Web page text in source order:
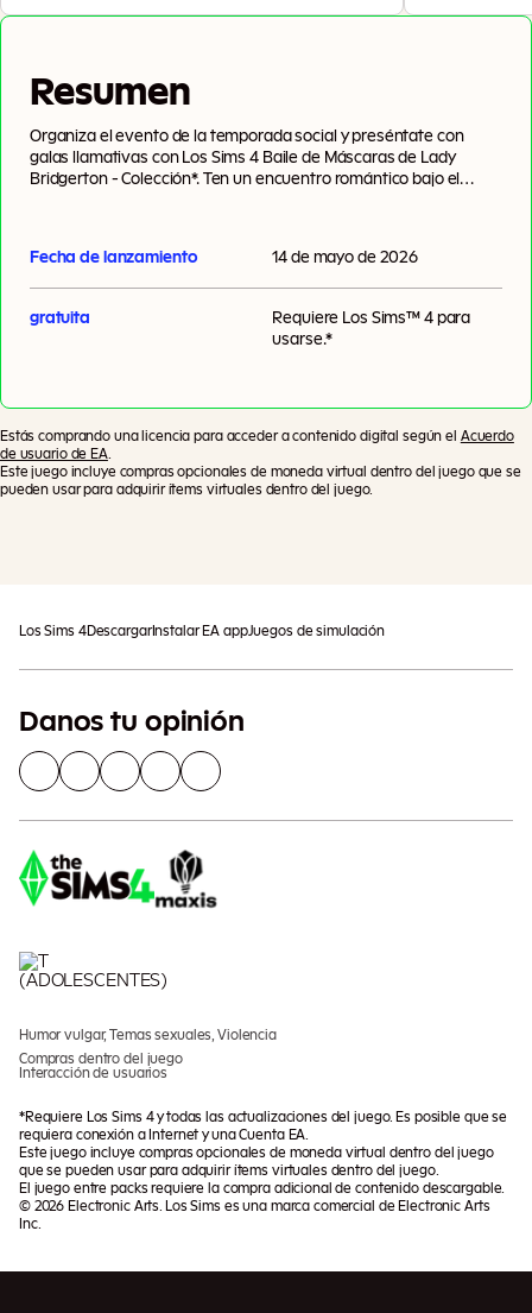
Resumen
Organiza el evento de la temporada social y preséntate con
galas llamativas con Los Sims 4 Baile de Máscaras de Lady
Bridgerton - Colección*. Ten un encuentro romántico bajo el
disponibles por tiempo limitado**). La mismísima Lady Bridgerton
sonreiría ante la abundante mesa del banquete, la deslumbrante
pista de baile y la bandeja de macarrones de tu atractivo evento.
El romance puede estar esperando detrás de cada máscara, al
igual que ocurrió con Sophie y Benedict. Asume el papel de pirata
Fecha de lanzamiento 14 de mayo de 2026
gratuita Requiere Los Sims™ 4para
usarse.*
Estás comprando una licencia para acceder a contenido digital según el Acuerdo
de usuario de EA.
Este juego incluye compras opcionales de moneda virtual dentro del juego que se
pueden usar para adquirir ítems virtuales dentro del juego.
Los Sims 4DescargarInstalar EA appJuegos de simulación
Danos tu opinión
Humor vulgar, Temas sexuales, Violencia
Compras dentro del juego
Interacción de usuarios
*Requiere Los Sims 4 y todas las actualizaciones del juego. Es posible que se
requiera conexión a Internet y una Cuenta EA.
Este juego incluye compras opcionales de moneda virtual dentro del juego
que se pueden usar para adquirir ítems virtuales dentro del juego.
El juego entre packs requiere la compra adicional de contenido descargable.
© 2026 Electronic Arts. Los Sims es una marca comercial de Electronic Arts
Inc.